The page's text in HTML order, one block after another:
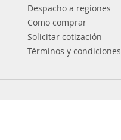
Despacho a regiones
Como comprar
Solicitar cotización
Términos y condiciones